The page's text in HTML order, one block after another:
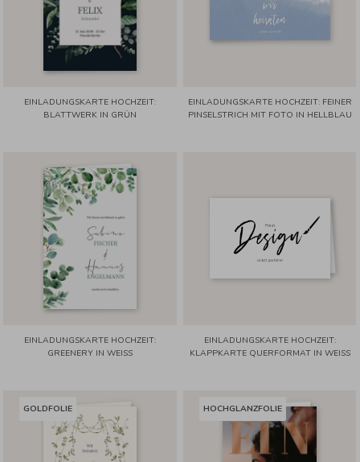
EINLADUNGSKARTE HOCHZEIT:
BLATTWERK IN GRÜN
EINLADUNGSKARTE HOCHZEIT: FEINER
PINSELSTRICH MIT FOTO IN HELLBLAU
EINLADUNGSKARTE HOCHZEIT:
GREENERY IN WEISS
EINLADUNGSKARTE HOCHZEIT:
KLAPPKARTE QUERFORMAT IN WEISS
GOLDFOLIE HOCHGLANZFOLIE